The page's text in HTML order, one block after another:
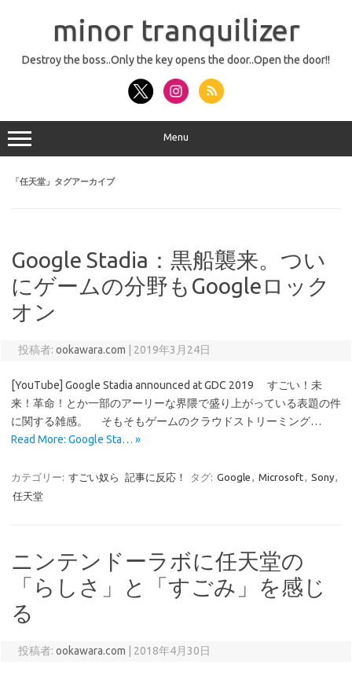
minor tranquilizer
Destroy the boss..Only the key opens the door..Open the door!!
Menu
「任天堂 」タグアーカイブ
Google Stadia：黒船襲来。つい
にゲームの分野もGoogleロック
オン
投稿者: ookawara.com 2019年3月24日
[YouTube] Google Stadia announced at GDC 2019 すごい！未
来！革命！とか一部のアーリーな界隈で盛り上がっている表題の件
に関する雑感。 そもそもゲームのクラウドストリーミング…
Read More: Google Sta… »
カテゴリー: すごい奴ら 記事に反応！ タグ: Google , Microsoft, Sony,
任天堂
ニンテンドーラボに任天堂の
「らしさ」と「すごみ」を感じ
る
投稿者: ookawara.com 2018年4月30日